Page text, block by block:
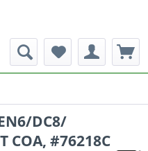
DC8/
COA, #76218C